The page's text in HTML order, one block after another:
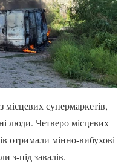
супермаркетів,
люди. Четверо місцевих
отримали мінно-вибухові
з-під завалів.